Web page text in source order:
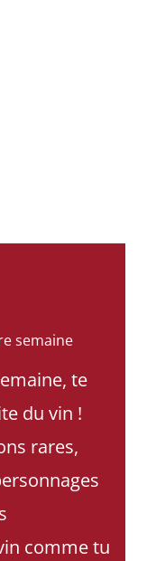
semaine
te
du vin !
rares,
comme tu